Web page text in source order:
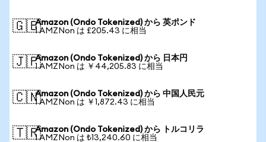
🇬🇧Amazon (Ondo Tokenized) から 英ポンド
1 AMZNon は £205.43 に相当
🇯🇵Amazon (Ondo Tokenized) から 日本円
1 AMZNon は ￥44,205.83 に相当
🇨🇳Amazon (Ondo Tokenized) から 中国人民元
1 AMZNon は ￥1,872.43 に相当
🇹🇷Amazon (Ondo Tokenized) から トルコリラ
1 AMZNon は ₺13,240.60 に相当